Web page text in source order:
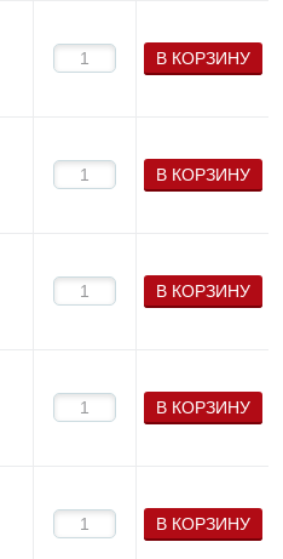
В КОРЗИНУ
В КОРЗИНУ
В КОРЗИНУ
В КОРЗИНУ
В КОРЗИНУ